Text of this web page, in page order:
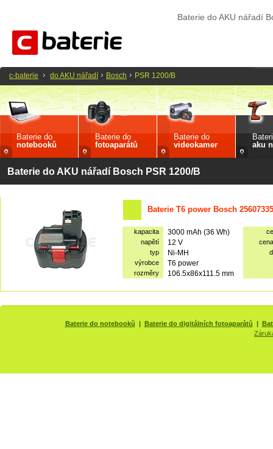
Baterie do AKU nářadí
Baterie do
notebooků
Baterie do
fotoaparátů
Baterie do
videokamer
aku
Baterie do AKU nářadí Bosch PSR 1200/B
Baterie T6 power Bosch
kapacita 3000 mAh (36 Wh)
napětí
12 V
typ
Ni-MH
výrobce
T6 power
rozměry 106.5x86x111.5 mm
c-baterie do AKU nářadí Bosch PSR 1200/B
Baterie do notebooků | Baterie do digitálních fotoaparátů |